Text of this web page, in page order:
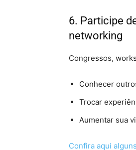
6. Participe
networking
Congressos,
Conhecer
Trocar
Aumentar sua
Confira aqui